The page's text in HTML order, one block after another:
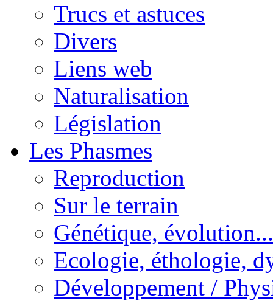
Trucs et astuces
Divers
Liens web
Naturalisation
Législation
Les Phasmes
Reproduction
Sur le terrain
Génétique, évolution...
Ecologie, éthologie,
Développement /